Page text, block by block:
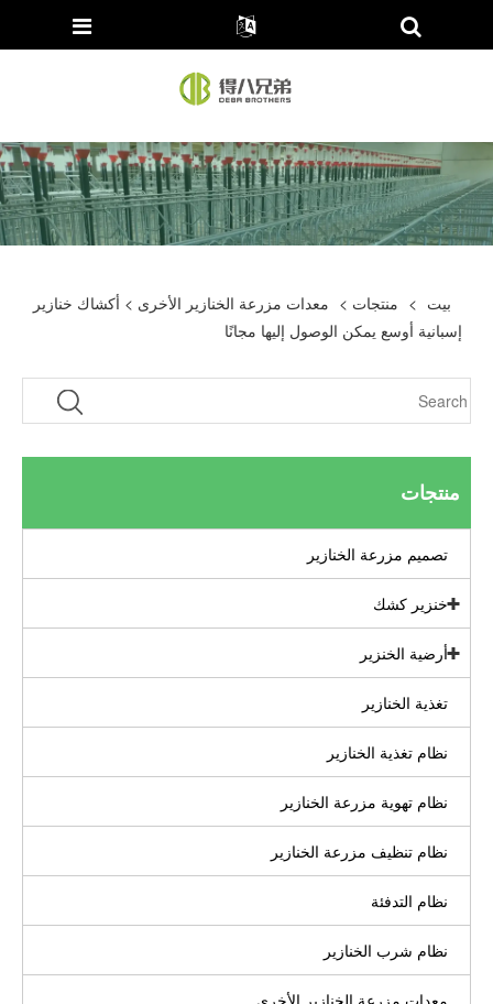
بيت > منتجات > معدات مزرعة الخنازير الأخرى > أكشاك خنازير
إسبانية أوسع يمكن الوصول إليها مجانًا
منتجات
تصميم مزرعة الخنازير
خنزير كشك
أرضية الخنزير
تغذية الخنازير
نظام تغذية الخنازير
نظام تهوية مزرعة الخنازير
نظام تنظيف مزرعة الخنازير
نظام التدفئة
نظام شرب الخنازير
معدات مزرعة الخنازير الأخرى